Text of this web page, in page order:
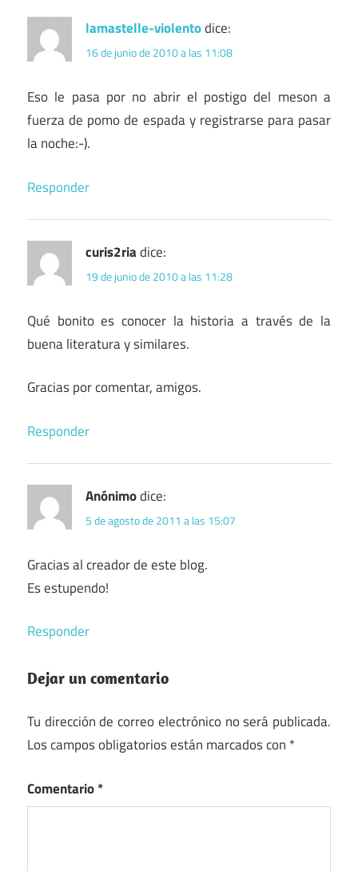
lamastelle-violentodice:
16 de junio de 2010 a las 11:08
Eso le pasa por no abrir el postigo del meson a
fuerza de pomo de espada y registrarse para pasar
la noche:-).
Responder
curis2riadice:
19 de junio de 2010 a las 11:28
Qué bonito es conocer la historia a través de la
buena literatura y similares.
Gracias por comentar, amigos.
Responder
Anónimodice:
5 de agosto de 2011 a las 15:07
Gracias al creador de este blog.
Es estupendo!
Responder
Dejar un comentario
Tu dirección de correo electrónico no será publicada.
Los campos obligatorios están marcados con *
Comentario*